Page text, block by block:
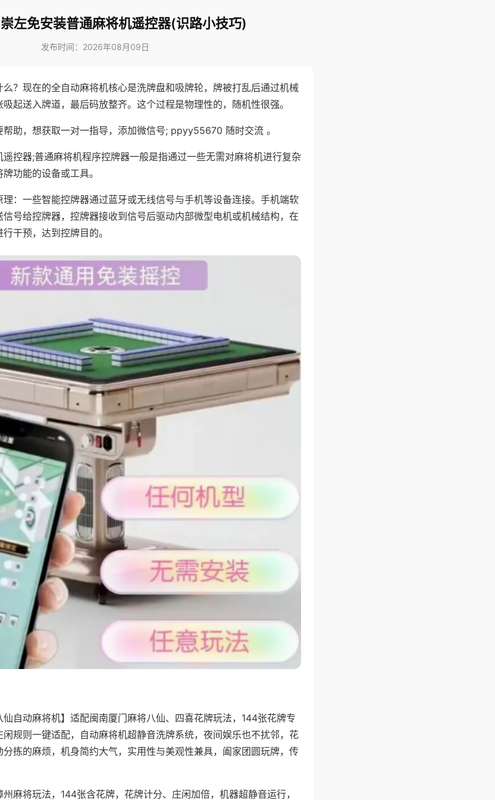
左免安装普通麻将机遥控器(识路小技巧)
发布时间：2026年08月09日
？现在的全自动麻将机核心是洗牌盘和吸牌轮，牌被打乱后通过机械
起送入牌道，最后码放整齐。这个过程是物理性的，随机性很强。
助，想获取一对一指导，添加微信号; ppyy55670 随时交流 。
控器;普通麻将机程序控牌器一般是指通过一些无需对麻将机进行复杂
功能的设备或工具。
：一些智能控牌器通过蓝牙或无线信号与手机等设备连接。手机端软
号给控牌器，控牌器接收到信号后驱动内部微型电机或机械结构，在
干预，达到控牌目的。
仙自动麻将机】适配闽南厦门麻将八仙、四喜花牌玩法，144张花牌专
规则一键适配，自动麻将机超静音洗牌系统，夜间娱乐也不扰邻，花
拣的麻烦，机身简约大气，实用性与美观性兼具，阖家团圆玩牌，传
麻将玩法，144张含花牌，花牌计分、庄闲加倍，机器超静音运行，